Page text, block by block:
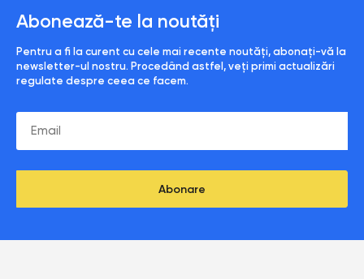
Abonează-te la noutăți
Pentru a fi la curent cu cele mai recente noutăți, abonați-vă la
newsletter-ul nostru. Procedând astfel, veți primi actualizări
regulate despre ceea ce facem.
Abonare